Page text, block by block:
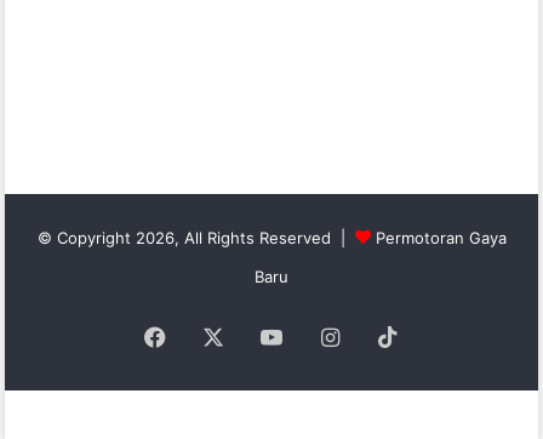
© Copyright 2026, All Rights Reserved |
Permotoran Gaya
Baru
Facebook YouTubeInstagram